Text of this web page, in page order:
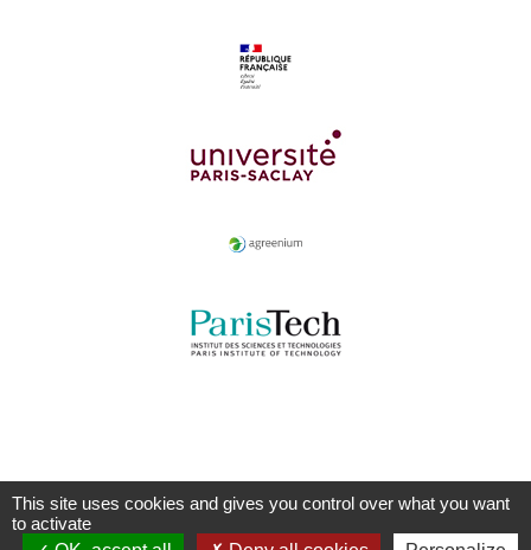
This site uses cookies and gives you control over what you want
to activate